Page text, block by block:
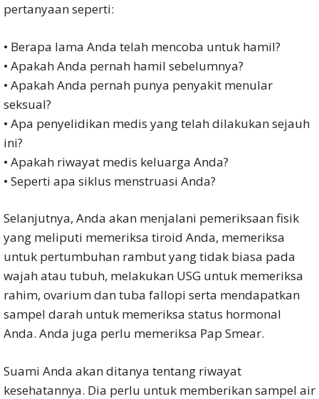
pertanyaan seperti:
• Berapa lama Anda telah mencoba untuk hamil?
• Apakah Anda pernah hamil sebelumnya?
• Apakah Anda pernah punya penyakit menular
seksual?
• Apa penyelidikan medis yang telah dilakukan sejauh
ini?
• Apakah riwayat medis keluarga Anda?
• Seperti apa siklus menstruasi Anda?
Selanjutnya, Anda akan menjalani pemeriksaan fisik
yang meliputi memeriksa tiroid Anda, memeriksa
untuk pertumbuhan rambut yang tidak biasa pada
wajah atau tubuh, melakukan USG untuk memeriksa
rahim, ovarium dan tuba fallopi serta mendapatkan
sampel darah untuk memeriksa status hormonal
Anda. Anda juga perlu memeriksa Pap Smear.
Suami Anda akan ditanya tentang riwayat
kesehatannya. Dia perlu untuk memberikan sampel air